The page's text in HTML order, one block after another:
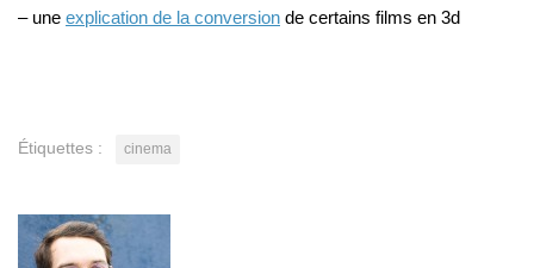
– une explication de la conversion de certains films en 3d
Étiquettes : cinema